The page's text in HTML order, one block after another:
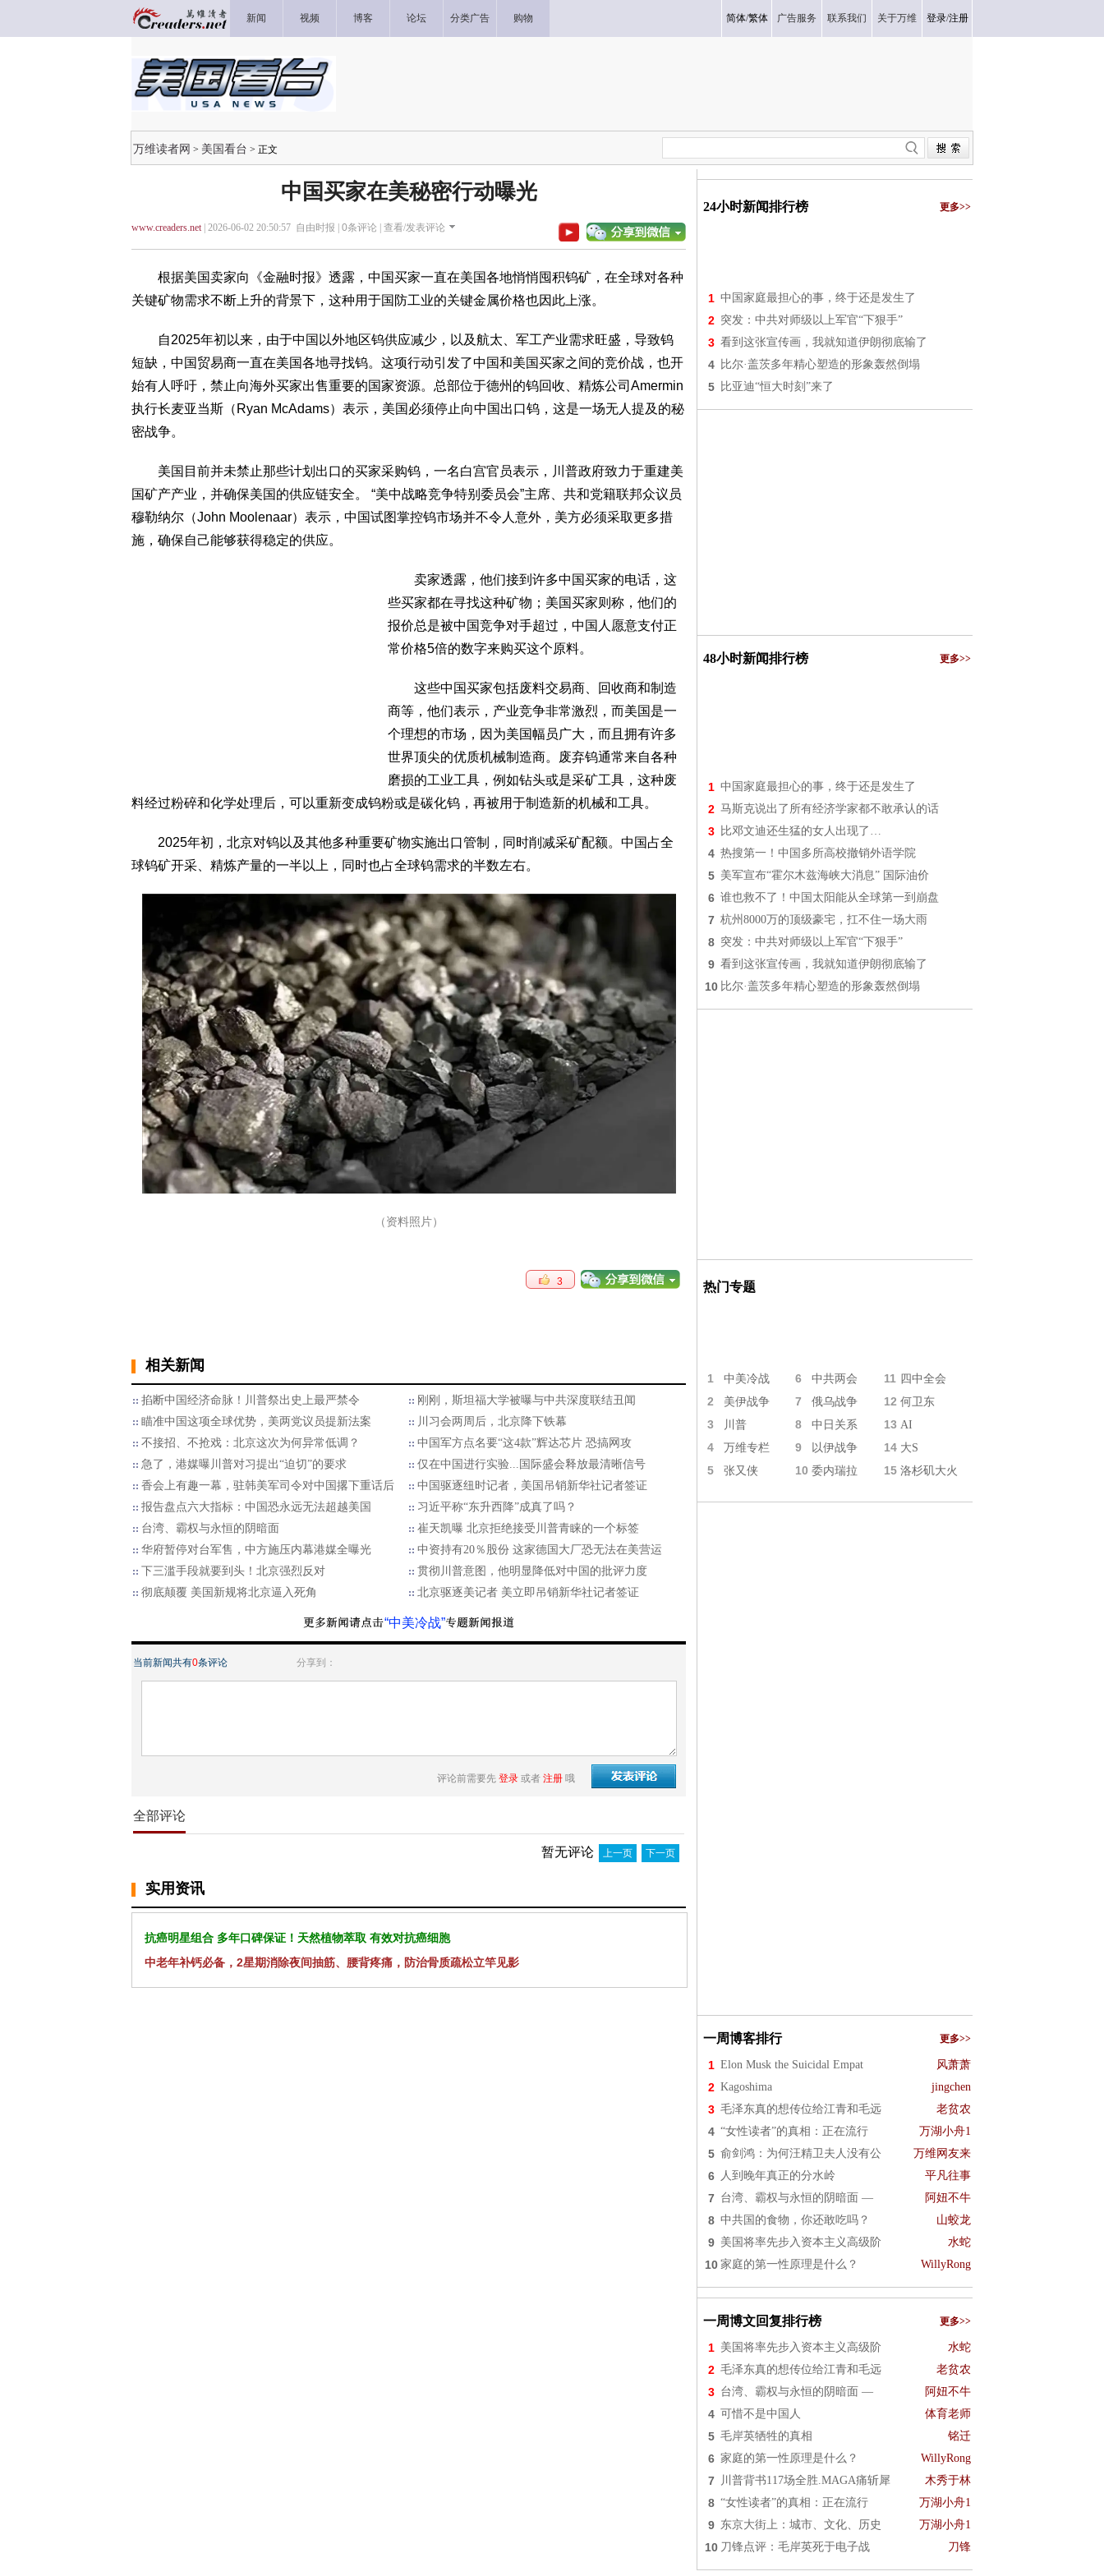
新闻 视频 博客 论坛 分类广告 购物 简体/繁体 广告服务 联系我们 关于万维 登录/注册
万维读者网 > 美国看台 > 正文
中国买家在美秘密行动曝光
www.creaders.net| 2026-06-02 20:50:57 自由时报 | 0条评论 | 查看/发表评论
根据美国卖家向《金融时报》透露，中国买家一直在美国各地悄悄囤积钨矿，在全球对各种
关键矿物需求不断上升的背景下，这种用于国防工业的关键金属价格也因此上涨。
自2025年初以来，由于中国以外地区钨供应减少，以及航太、军工产业需求旺盛，导致钨
短缺，中国贸易商一直在美国各地寻找钨。这项行动引发了中国和美国买家之间的竞价战，也开
始有人呼吁，禁止向海外买家出售重要的国家资源。总部位于德州的钨回收、精炼公司Amermin
执行长麦亚当斯（Ryan McAdams）表示，美国必须停止向中国出口钨，这是一场无人提及的秘
密战争。
美国目前并未禁止那些计划出口的买家采购钨，一名白宫官员表示，川普政府致力于重建美
国矿产产业，并确保美国的供应链安全。 “美中战略竞争特别委员会”主席、共和党籍联邦众议员
穆勒纳尔（John Moolenaar）表示，中国试图掌控钨市场并不令人意外，美方必须采取更多措
施，确保自己能够获得稳定的供应。
卖家透露，他们接到许多中国买家的电话，这
些买家都在寻找这种矿物；美国买家则称，他们的
报价总是被中国竞争对手超过，中国人愿意支付正
常价格5倍的数字来购买这个原料。
这些中国买家包括废料交易商、回收商和制造
商等，他们表示，产业竞争非常激烈，而美国是一
个理想的市场，因为美国幅员广大，而且拥有许多
世界顶尖的优质机械制造商。废弃钨通常来自各种
磨损的工业工具，例如钻头或是采矿工具，这种废
料经过粉碎和化学处理后，可以重新变成钨粉或是碳化钨，再被用于制造新的机械和工具。
2025年初，北京对钨以及其他多种重要矿物实施出口管制，同时削减采矿配额。中国占全
球钨矿开采、精炼产量的一半以上，同时也占全球钨需求的半数左右。
（资料照片）
3
相关新闻
掐断中国经济命脉！川普祭出史上最严禁令
刚刚，斯坦福大学被曝与中共深度联结丑闻
瞄准中国这项全球优势，美两党议员提新法案
川习会两周后，北京降下铁幕
不接招、不抢戏：北京这次为何异常低调？
中国军方点名要“这4款”辉达芯片 恐搞网攻
急了，港媒曝川普对习提出“迫切”的要求
仅在中国进行实验...国际盛会释放最清晰信号
香会上有趣一幕，驻韩美军司令对中国撂下重话后
中国驱逐纽时记者，美国吊销新华社记者签证
报告盘点六大指标：中国恐永远无法超越美国
习近平称“东升西降”成真了吗？
台湾、霸权与永恒的阴暗面
崔天凯曝 北京拒绝接受川普青睐的一个标签
华府暂停对台军售，中方施压内幕港媒全曝光
中资持有20％股份 这家德国大厂恐无法在美营运
下三滥手段就要到头！北京强烈反对
贯彻川普意图，他明显降低对中国的批评力度
彻底颠覆 美国新规将北京逼入死角
北京驱逐美记者 美立即吊销新华社记者签证
“中美冷战”
当前新闻共有0条评论 分享到：
评论前需要先 登录 或者 注册 哦
全部评论
暂无评论 上一页 下一页
实用资讯
抗癌明星组合 多年口碑保证！天然植物萃取 有效对抗癌细胞
中老年补钙必备，2星期消除夜间抽筋、腰背疼痛，防治骨质疏松立竿见影
24小时新闻排行榜 更多>>
1 中国家庭最担心的事，终于还是发生了
2 突发：中共对师级以上军官“下狠手”
3 看到这张宣传画，我就知道伊朗彻底输了
4 比尔·盖茨多年精心塑造的形象轰然倒塌
5 比亚迪“恒大时刻”来了
48小时新闻排行榜 更多>>
1 中国家庭最担心的事，终于还是发生了
2 马斯克说出了所有经济学家都不敢承认的话
3 比邓文迪还生猛的女人出现了…
4 热搜第一！中国多所高校撤销外语学院
5 美军宣布“霍尔木兹海峡大消息” 国际油价
6 谁也救不了！中国太阳能从全球第一到崩盘
7 杭州8000万的顶级豪宅，扛不住一场大雨
8 突发：中共对师级以上军官“下狠手”
9 看到这张宣传画，我就知道伊朗彻底输了
10 比尔·盖茨多年精心塑造的形象轰然倒塌
热门专题
1 中美冷战 6 中共两会 11 四中全会
2 美伊战争 7 俄乌战争 12 何卫东
3 川普 8 中日关系 13 AI
4 万维专栏 9 以伊战争 14 大S
5 张又侠 10 委内瑞拉 15 洛杉矶大火
一周博客排行 更多>>
1 Elon Musk the Suicidal Empat 风萧萧
2 Kagoshima jingchen
3 毛泽东真的想传位给江青和毛远 老贫农
4 “女性读者”的真相：正在流行 万湖小舟1
5 俞剑鸿：为何汪精卫夫人没有公 万维网友来
6 人到晚年真正的分水岭 平凡往事
7 台湾、霸权与永恒的阴暗面 — 阿妞不牛
8 中共国的食物，你还敢吃吗？ 山蛟龙
9 美国将率先步入资本主义高级阶 水蛇
10 家庭的第一性原理是什么？ WillyRong
一周博文回复排行榜 更多>>
1 美国将率先步入资本主义高级阶 水蛇
2 毛泽东真的想传位给江青和毛远 老贫农
3 台湾、霸权与永恒的阴暗面 — 阿妞不牛
4 可惜不是中国人 体育老师
5 毛岸英牺牲的真相 铭迁
6 家庭的第一性原理是什么？ WillyRong
7 川普背书117场全胜.MAGA痛斩犀 木秀于林
8 “女性读者”的真相：正在流行 万湖小舟1
9 东京大街上：城市、文化、历史 万湖小舟1
10 刀锋点评：毛岸英死于电子战 刀锋